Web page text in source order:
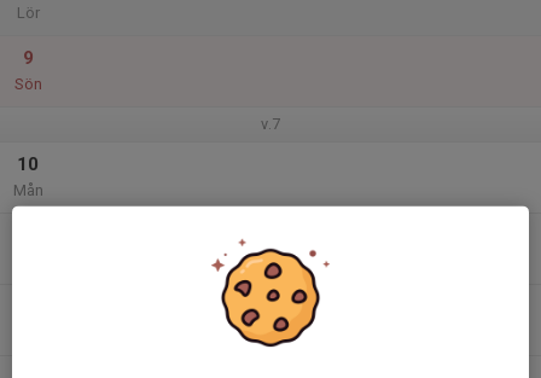
Lör
9
Sön
v.7
10
Mån